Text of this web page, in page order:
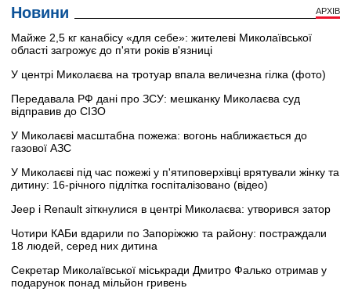
Новини АРХІВ
Майже 2,5 кг канабісу «для себе»: жителеві Миколаївської
області загрожує до п'яти років в'язниці
У центрі Миколаєва на тротуар впала величезна гілка (фото)
Передавала РФ дані про ЗСУ: мешканку Миколаєва суд
відправив до СІЗО
У Миколаєві масштабна пожежа: вогонь наближається до
газової АЗС
У Миколаєві під час пожежі у п'ятиповерхівці врятували жінку та
дитину: 16-річного підлітка госпіталізовано (відео)
Jeep і Renault зіткнулися в центрі Миколаєва: утворився затор
Чотири КАБи вдарили по Запоріжжю та району: постраждали
18 людей, серед них дитина
Секретар Миколаївської міськради Дмитро Фалько отримав у
подарунок понад мільйон гривень